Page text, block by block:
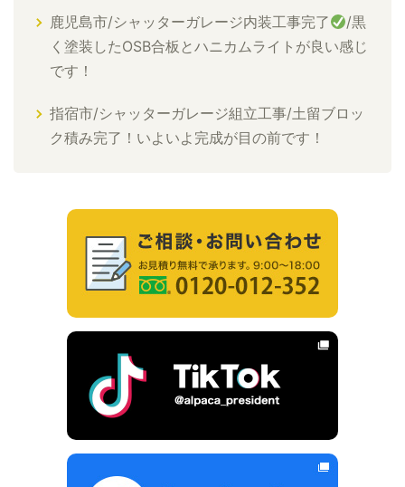
鹿児島市/シャッターガレージ内装工事完了
/黒
く塗装したOSB合板とハニカムライトが良い感じ
です！
指宿市/シャッターガレージ組立工事/土留ブロッ
ク積み完了！いよいよ完成が目の前です！